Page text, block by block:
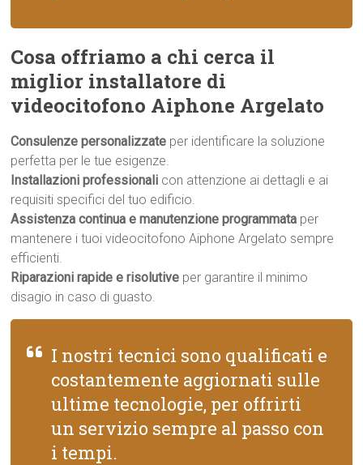
Cosa offriamo a chi cerca il
miglior installatore di
videocitofono Aiphone Argelato
Consulenze personalizzate per identificare la soluzione
perfetta per le tue esigenze.
Installazioni professionali con attenzione ai dettagli e ai
requisiti specifici del tuo edificio.
Assistenza continua e manutenzione programmata per
mantenere i tuoi videocitofono Aiphone Argelato sempre
efficienti.
Riparazioni rapide e risolutive per garantire il minimo
disagio in caso di guasto.
I nostri tecnici sono qualificati e
costantemente aggiornati sulle
ultime tecnologie, per offrirti
un servizio sempre al passo con
i tempi.